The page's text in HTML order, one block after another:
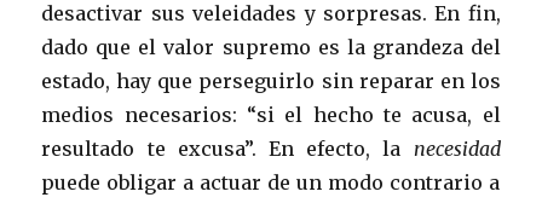
desactivar sus veleidades y sorpresas. En fin,
dado que el valor supremo es la grandeza del
estado, hay que perseguirlo sin reparar en los
medios necesarios: “si el hecho te acusa, el
resultado te excusa”. En efecto, la necesidad
puede obligar a actuar de un modo contrario a